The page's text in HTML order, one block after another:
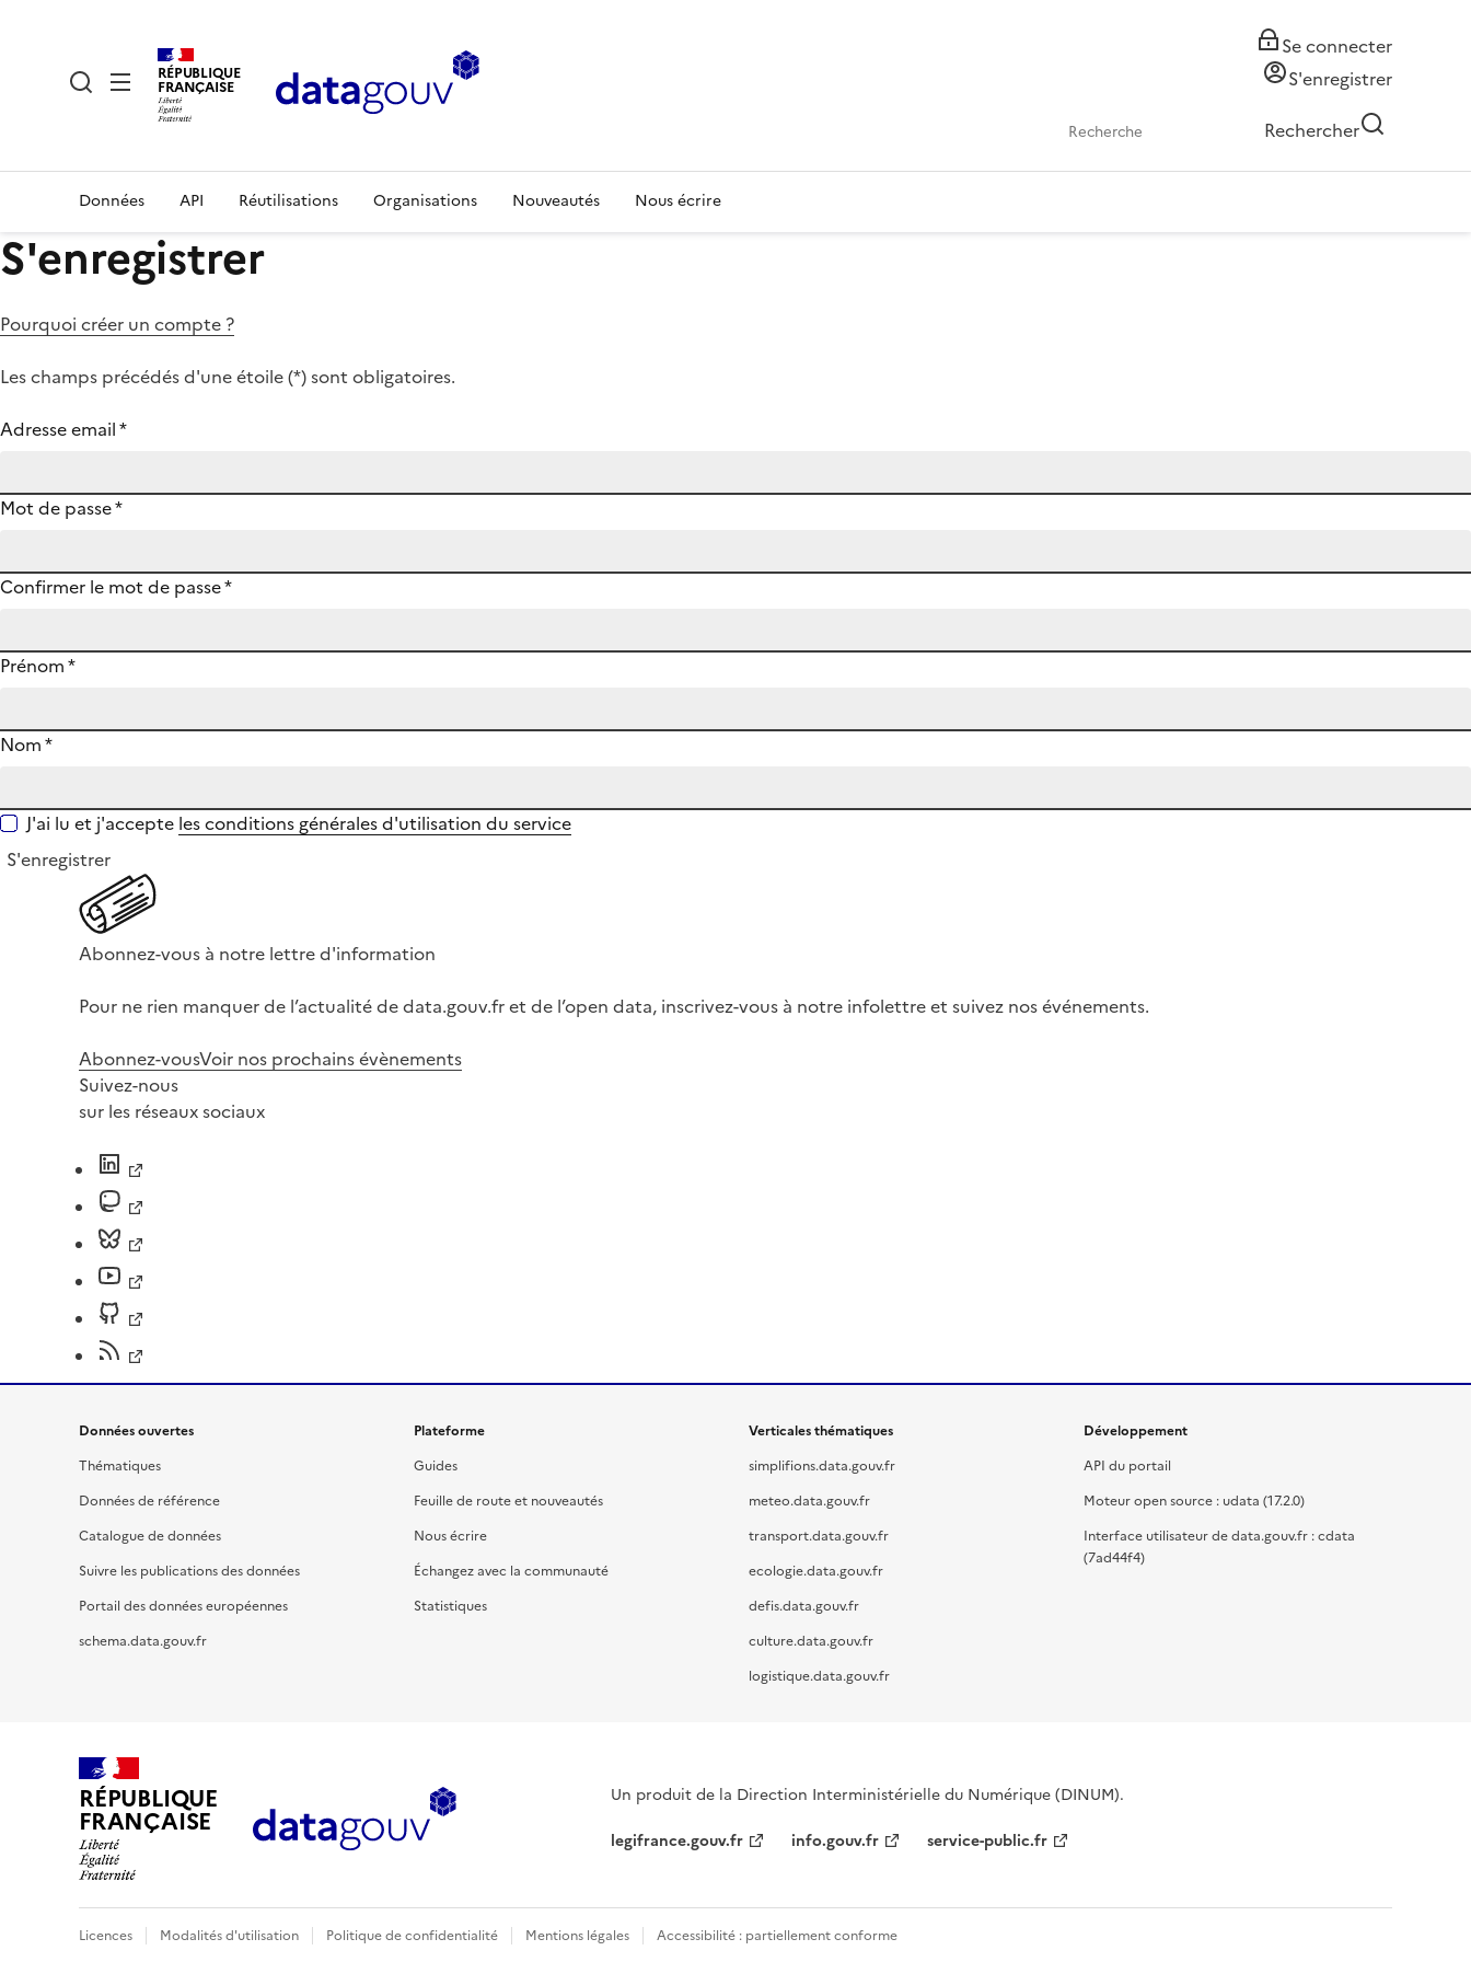
RÉPUBLIQUE
FRANÇAISE
Se connecter
S'enregistrer
Rechercher
Données API Réutilisations Organisations Nouveautés Nous écrire
S'enregistrer
Pourquoi créer un compte ?
Les champs précédés d'une étoile (*) sont obligatoires.
Adresse email*
Mot de passe*
Confirmer le mot de passe*
Prénom*
Nom*
J'ai lu et j'accepte les conditions générales d'utilisation du service
S'enregistrer
Abonnez-vous à notre lettre d'information
Pour ne rien manquer de l’actualité de data.gouv.fr et de l’open data, inscrivez-vous à notre infolettre et suivez nos événements.
Abonnez-vousVoir nos prochains évènements
Suivez-nous
sur les réseaux sociaux
Données ouvertes
Thématiques
Données de référence
Catalogue de données
Suivre les publications des données
Portail des données européennes
schema.data.gouv.fr
Plateforme
Guides
Feuille de route et nouveautés
Nous écrire
Échangez avec la communauté
Statistiques
Verticales thématiques
simplifions.data.gouv.fr
meteo.data.gouv.fr
transport.data.gouv.fr
ecologie.data.gouv.fr
defis.data.gouv.fr
culture.data.gouv.fr
logistique.data.gouv.fr
Développement
API du portail
Moteur open source : udata (17.2.0)
Interface utilisateur de data.gouv.fr : cdata
(7ad44f4)
RÉPUBLIQUE
FRANÇAISE
Un produit de la Direction Interministérielle du Numérique (DINUM).
legifrance.gouv.fr
info.gouv.fr service-public.fr
Licences Modalités d'utilisation Politique de confidentialité Mentions légales Accessibilité : partiellement conforme